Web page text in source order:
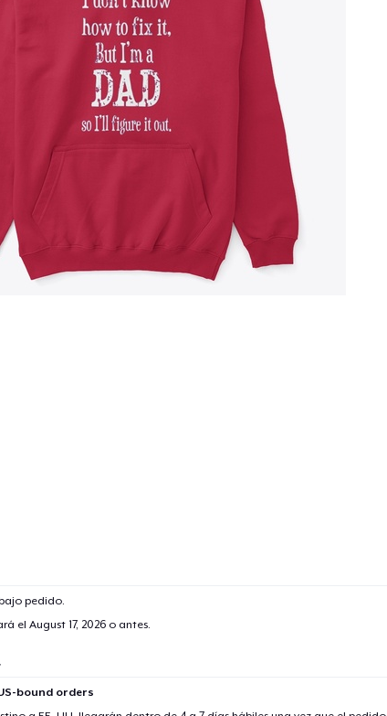
pedido.
el August 17, 2026o antes.
bound orders